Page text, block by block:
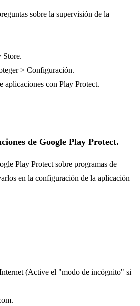
sobre la supervisión de la
Store.
> Configuración.
aplicaciones con Play Protect.
de Google Play Protect.
Play Protect sobre programas de
en la configuración de la aplicación
(Active el "modo de incógnito" si